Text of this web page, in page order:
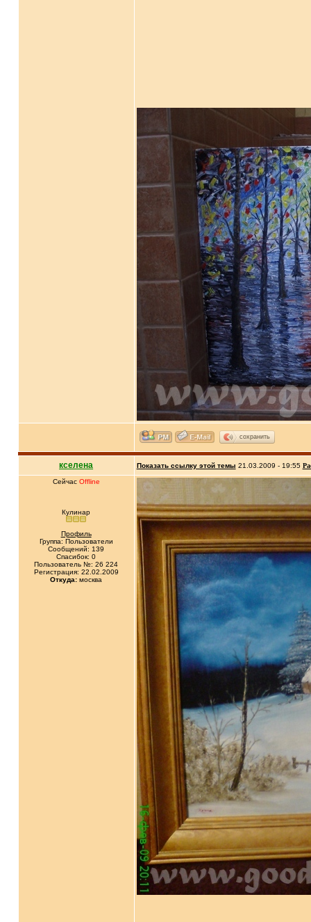
сохранить
кселена Показать ссылку этой темы 21.03.2009 - 19:55
Сейчас Offline
Кулинар
Профиль
Группа: Пользователи
Сообщений: 139
Спасибок: 0
Пользователь №: 26 224
Регистрация: 22.02.2009
Откуда: москва